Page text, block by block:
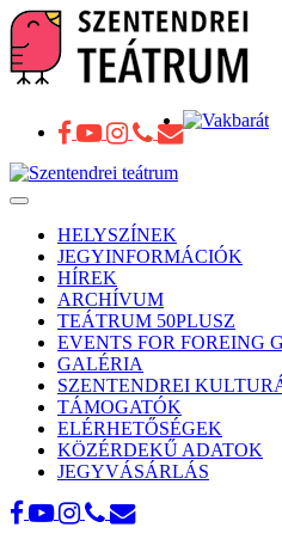
Toggle
navigationHELYSZÍNEK
JEGYINFORMÁCIÓK
HÍREK
ARCHÍVUM
TEÁTRUM 50PLUSZ
EVENTS FOR FOREING
GALÉRIA
SZENTENDREI
TÁMOGATÓK
ELÉRHETŐSÉGEK
KÖZÉRDEKŰ ADATOK
JEGYVÁSÁRLÁS